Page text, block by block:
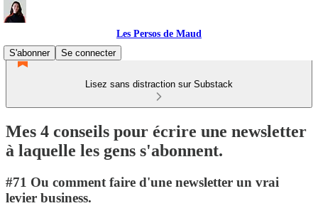
Les Persos de Maud
S'abonner
Se connecter
Lisez sans distraction sur Substack
Mes 4 conseils pour écrire une newsletter
à laquelle les gens s'abonnent.
#71 Ou comment faire d'une newsletter un vrai
levier business.